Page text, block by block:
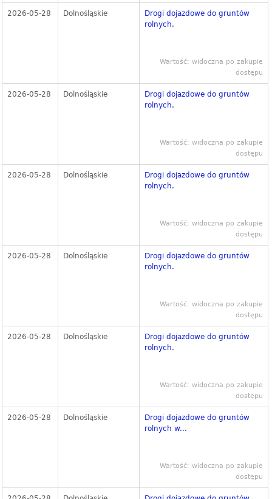
2026-05-28 Dolnośląskie
Drogi dojazdowe do gruntów
rolnych.
Wartość: widoczna po zakupie
dostępu
2026-05-28 Dolnośląskie
Drogi dojazdowe do gruntów
rolnych.
Wartość: widoczna po zakupie
dostępu
2026-05-28 Dolnośląskie
Drogi dojazdowe do gruntów
rolnych.
Wartość: widoczna po zakupie
dostępu
2026-05-28 Dolnośląskie
Drogi dojazdowe do gruntów
rolnych.
Wartość: widoczna po zakupie
dostępu
2026-05-28 Dolnośląskie
Drogi dojazdowe do gruntów
rolnych.
Wartość: widoczna po zakupie
dostępu
2026-05-28 Dolnośląskie
Drogi dojazdowe do gruntów
rolnych w...
Wartość: widoczna po zakupie
dostępu